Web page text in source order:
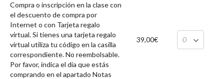
Compra o inscripción en la clase con
el descuento de compra por
Internet o con Tarjeta regalo
virtual. Si tienes una tarjeta regalo
virtual utiliza tu código en la casilla
correspondiente. No reembolsable.
Por favor, indica el día que estás
comprando en el apartado Notas
39,00€